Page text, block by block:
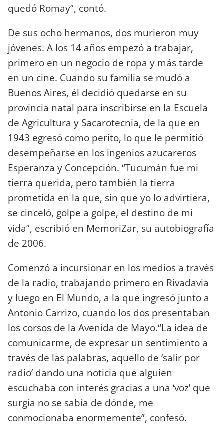
quedó Romay”, contó.
De sus ocho hermanos, dos murieron muy
jóvenes. A los 14 años empezó a trabajar,
primero en un negocio de ropa y más tarde
en un cine. Cuando su familia se mudó a
Buenos Aires, él decidió quedarse en su
provincia natal para inscribirse en la Escuela
de Agricultura y Sacarotecnia, de la que en
1943 egresó como perito, lo que le permitió
desempeñarse en los ingenios azucareros
Esperanza y Concepción. “Tucumán fue mi
tierra querida, pero también la tierra
prometida en la que, sin que yo lo advirtiera,
se cinceló, golpe a golpe, el destino de mi
vida”, escribió en MemoriZar, su autobiografía
de 2006.
Comenzó a incursionar en los medios a través
de la radio, trabajando primero en Rivadavia
y luego en El Mundo, a la que ingresó junto a
Antonio Carrizo, cuando los dos presentaban
los corsos de la Avenida de Mayo.“La idea de
comunicarme, de expresar un sentimiento a
través de las palabras, aquello de ‘salir por
radio’ dando una noticia que alguien
escuchaba con interés gracias a una ‘voz’ que
surgía no se sabía de dónde, me
conmocionaba enormemente”, confesó.